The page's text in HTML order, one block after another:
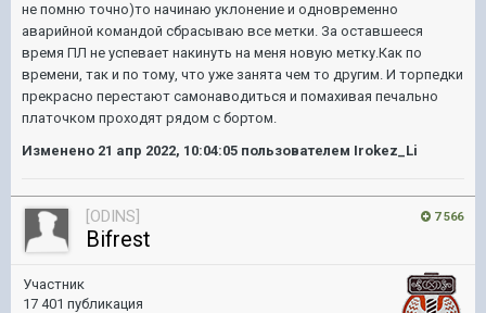
не помню точно)то начинаю уклонение и одновременно
аварийной командой сбрасываю все метки. За оставшееся
время ПЛ не успевает накинуть на меня новую метку.Как по
времени, так и по тому, что уже занята чем то другим. И торпедки
прекрасно перестают самонаводиться и помахивая печально
платочком проходят рядом с бортом.
Изменено 21 апр 2022, 10:04:05 пользователем Irokez_Li
7 566
[ODINS]
Bifrest
Участник
17 401 публикация